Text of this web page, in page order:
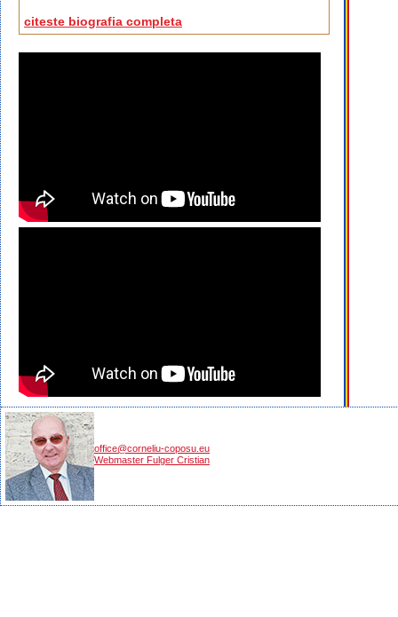
citeste biografia completa
office@corneliu-coposu.eu
Webmaster Fulger Cristian